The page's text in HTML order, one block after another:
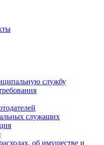
службу
служащих
об имуществе и